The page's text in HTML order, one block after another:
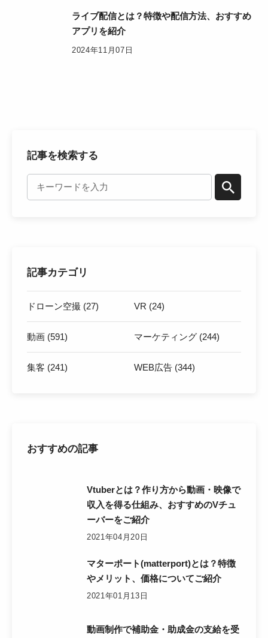
ライブ配信とは？特徴や配信方法、おすすめ
アプリを紹介
2024年11月07日
記事を検索する
記事カテゴリ
ドローン空撮 (27) VR (24)
動画 (591) マーケティング (244)
集客 (241) WEB広告 (344)
おすすめの記事
Vtuberとは？作り方から動画・映像で
収入を得る仕組み、おすすめのVチュ
ーバーをご紹介
2021年04月20日
マターポート(matterport)とは？特徴
やメリット、価格についてご紹介
2021年01月13日
動画制作で補助金・助成金の支給を受